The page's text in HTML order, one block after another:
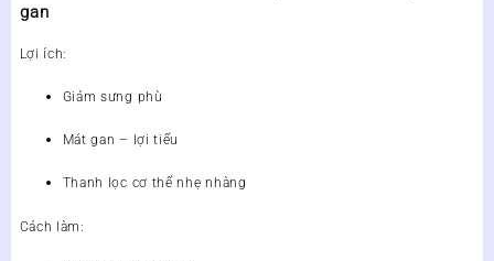
gan
Lợi ích:
Giảm sưng phù
Mát gan – lợi tiểu
Thanh lọc cơ thể nhẹ nhàng
Cách làm: